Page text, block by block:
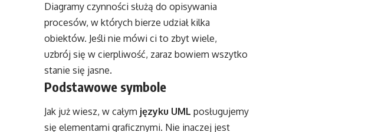
Diagramy czynności służą do opisywania
procesów, w których bierze udział kilka
obiektów. Jeśli nie mówi ci to zbyt wiele,
uzbrój się w cierpliwość, zaraz bowiem wszytko
stanie się jasne.
Podstawowe symbole
Jak już wiesz, w całym języku UML posługujemy
się elementami graficznymi. Nie inaczej jest